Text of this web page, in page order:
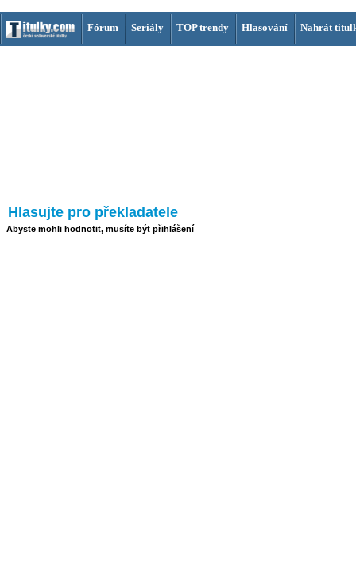
Fórum Seriály TOP trendy Hlasování Nahrát
Hlasujte pro překladatele
Abyste mohli hodnotit, musíte být přihlášení